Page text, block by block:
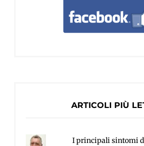
ARTICOLI PIÙ
I principali sintomi